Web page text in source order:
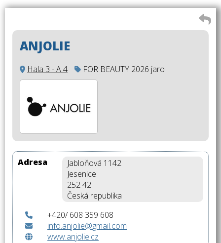
ANJOLIE
Hala 3 - A 4 FOR BEAUTY 2026 jaro
Adresa
Jabloňová 1142
Jesenice
252 42
Česká republika
+420/ 608 359 608
info.anjolie@gmail.com
www.anjolie.cz